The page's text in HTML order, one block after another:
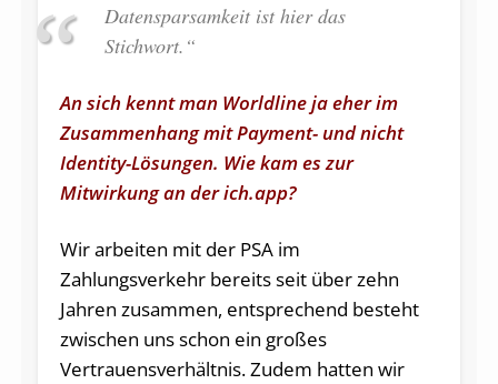
Datensparsamkeit ist hier das
Stichwort.“
An sich kennt man Worldline ja eher im
Zusammenhang mit Payment- und nicht
Identity-Lösungen. Wie kam es zur
Mitwirkung an der ich.app?
Wir arbeiten mit der PSA im
Zahlungsverkehr bereits seit über zehn
Jahren zusammen, entsprechend besteht
zwischen uns schon ein großes
Vertrauensverhältnis. Zudem hatten wir